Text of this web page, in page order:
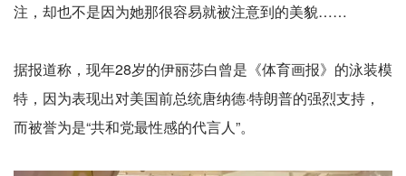
注，却也不是因为她那很容易就被注意到的美貌……
据报道称，现年28岁的伊丽莎白曾是《体育画报》的泳装模
特，因为表现出对美国前总统唐纳德·特朗普的强烈支持，
而被誉为是“共和党最性感的代言人”。